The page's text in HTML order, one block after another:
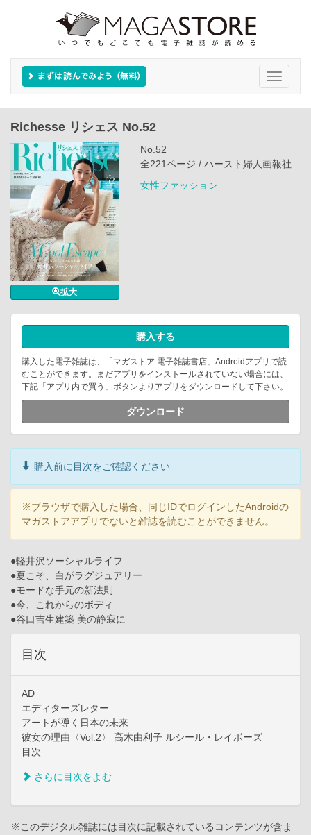
Toggle
Richesse リシェス No.52
拡大
No.52
全221ページ / ハースト婦人画報社
女性ファッション
購入する
購入した電子雑誌は、「マガストア 電子雑誌書店」Androidアプリで読
むことができます。まだアプリをインストールされていない場合には、
下記「アプリ内で買う」ボタンよりアプリをダウンロードして下さい。
ダウンロード
購入前に目次をご確認ください
※ブラウザで購入した場合、同じIDでログインしたAndroidの
マガストアアプリでないと雑誌を読むことができません。
●軽井沢ソーシャルライフ
●夏こそ、白がラグジュアリー
●モードな手元の新法則
●今、これからのボディ
●谷口吉生建築 美の静寂に
目次
AD
エディターズレター
アートが導く日本の未来
彼女の理由〈Vol.2〉 高木由利子 ルシール・レイボーズ
目次
さらに目次をよむ
※このデジタル雑誌には目次に記載されているコンテンツが含ま